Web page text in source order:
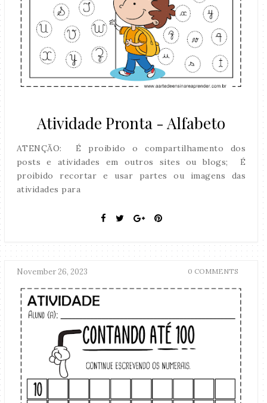
Atividade Pronta - Alfabeto
ATENÇÃO: É proibido o compartilhamento dos
posts e atividades em outros sites ou blogs; É
proibido recortar e usar partes ou imagens das
atividades para
November 26, 2023 0 COMMENTS